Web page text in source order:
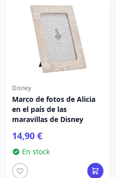
Disney
Marco de fotos de Alicia
en el país de las
maravillas de Disney
14,90 €
En stock